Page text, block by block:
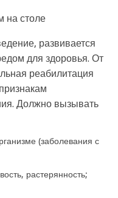
развивается
для здоровья. От
реабилитация
Должно вызывать
(заболевания с
растерянность;